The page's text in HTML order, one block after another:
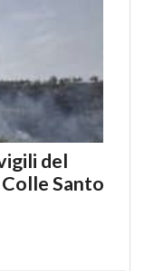
del
Santo